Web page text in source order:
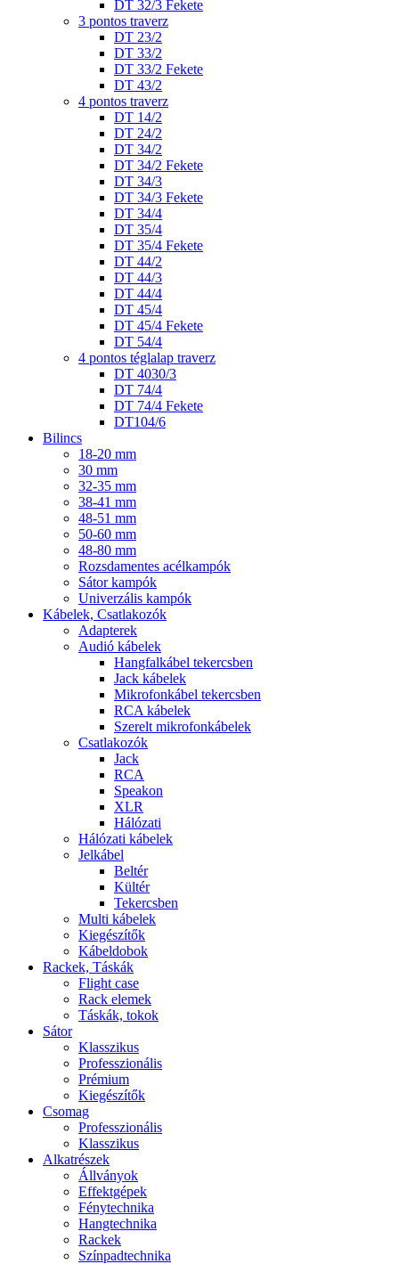
DT 32/3 Fekete
3 pontos traverz
DT 23/2
DT 33/2
DT 33/2 Fekete
DT 43/2
4 pontos traverz
DT 14/2
DT 24/2
DT 34/2
DT 34/2 Fekete
DT 34/3
DT 34/3 Fekete
DT 34/4
DT 35/4
DT 35/4 Fekete
DT 44/2
DT 44/3
DT 44/4
DT 45/4
DT 45/4 Fekete
DT 54/4
4 pontos téglalap traverz
DT 4030/3
DT 74/4
DT 74/4 Fekete
DT104/6
Bilincs
18-20 mm
30 mm
32-35 mm
38-41 mm
48-51 mm
50-60 mm
48-80 mm
Rozsdamentes acélkampók
Sátor kampók
Univerzális kampók
Kábelek, Csatlakozók
Adapterek
Audió kábelek
Hangfalkábel tekercsben
Jack kábelek
Mikrofonkábel tekercsben
RCA kábelek
Szerelt mikrofonkábelek
Csatlakozók
Jack
RCA
Speakon
XLR
Hálózati
Hálózati kábelek
Jelkábel
Beltér
Kültér
Tekercsben
Multi kábelek
Kiegészítők
Kábeldobok
Rackek, Táskák
Flight case
Rack elemek
Táskák, tokok
Sátor
Klasszikus
Professzionális
Prémium
Kiegészítők
Csomag
Professzionális
Klasszikus
Alkatrészek
Állványok
Effektgépek
Fénytechnika
Hangtechnika
Rackek
Színpadtechnika